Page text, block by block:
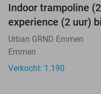
Indoor trampoline
experience (2 uur)
Urban GRND Emmen
Emmen
Verkocht: 1.190